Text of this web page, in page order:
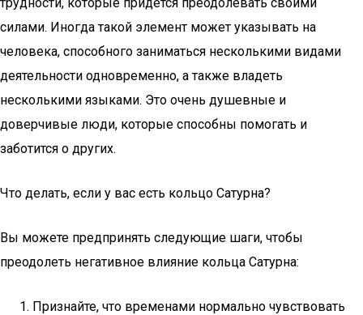
силами. Иногда такой элемент может указывать на
человека, способного заниматься несколькими видами
деятельности одновременно, а также владеть
несколькими языками. Это очень душевные и
доверчивые люди, которые способны помогать и
заботится о других.
Что делать, если у вас есть кольцо Сатурна?
Вы можете предпринять следующие шаги, чтобы
преодолеть негативное влияние кольца Сатурна:
Признайте, что временами нормально чувствовать